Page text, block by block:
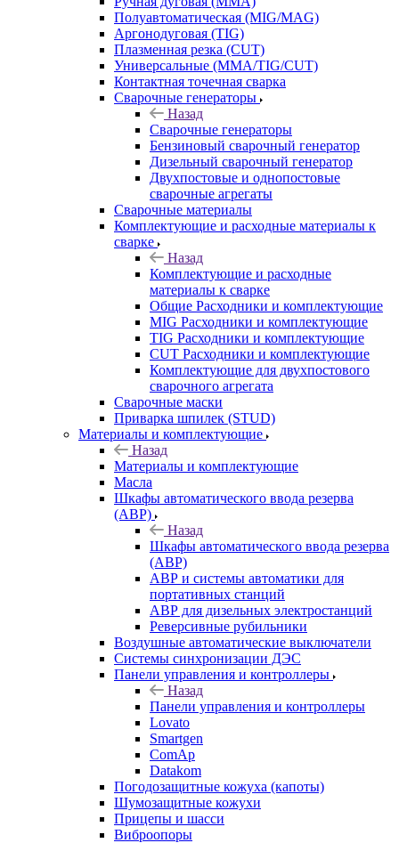
Полуавтоматическая (MIG/MAG)
Аргонодуговая (TIG)
Плазменная резка (CUT)
Универсальные (MMA/TIG/CUT)
Контактная точечная сварка
Сварочные генераторы
Назад
Сварочные генераторы
Бензиновый сварочный генератор
Дизельный сварочный генератор
Двухпостовые и однопостовые
сварочные агрегаты
Сварочные материалы
Комплектующие и расходные материалы к
сварке
Назад
Комплектующие и расходные
материалы к сварке
Общие Расходники и комплектующие
MIG Расходники и комплектующие
TIG Расходники и комплектующие
CUT Расходники и комплектующие
Комплектующие для двухпостового
сварочного агрегата
Сварочные маски
Приварка шпилек (STUD)
Материалы и комплектующие
Назад
Материалы и комплектующие
Масла
Шкафы автоматического ввода резерва
(АВР)
Назад
Шкафы автоматического ввода резерва
(АВР)
АВР и системы автоматики для
портативных станций
АВР для дизельных электростанций
Реверсивные рубильники
Воздушные автоматические выключатели
Системы синхронизации ДЭС
Панели управления и контроллеры
Назад
Панели управления и контроллеры
Lovato
Smartgen
ComAp
Datakom
Погодозащитные кожуха (капоты)
Шумозащитные кожухи
Прицепы и шасси
Виброопоры